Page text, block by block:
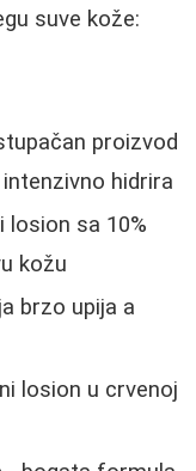
suve kože:
proizvod
hidrira
losion sa 10%
kožu
brzo upija a
losion u crvenoj